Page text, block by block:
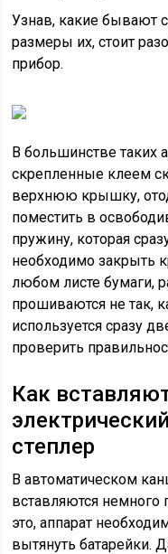
Узнав, какие бывают
размеры их, стоит
прибор.
В большинстве таких
скрепленные клеем
верхнюю крышку,
поместить в
пружину, которая
необходимо закрыть
любом листе бумаги,
прошиваются не так,
используется сразу
проверить
Как
степлер
В автоматическом
вставляются
это, аппарат
вытянуть батарейки.